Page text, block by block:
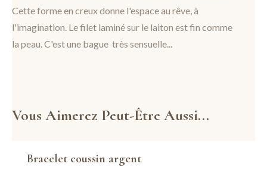
Cette forme en creux donne l'espace au rêve, à
l'imagination. Le filet laminé sur le laiton est fin comme
la peau. C'est une bague très sensuelle...
Vous Aimerez Peut-Être Aussi...
Bracelet coussin argent